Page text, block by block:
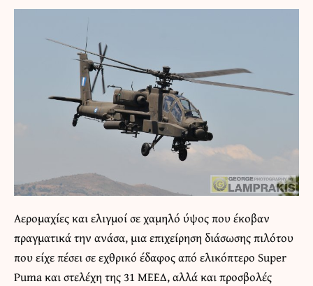
Αερομαχίες και ελιγμοί σε χαμηλό ύψος που έκοβαν
πραγματικά την ανάσα, μια επιχείρηση διάσωσης πιλότου
που είχε πέσει σε εχθρικό έδαφος από ελικόπτερο Super
Puma και στελέχη της 31 ΜΕΕΔ, αλλά και προσβολές